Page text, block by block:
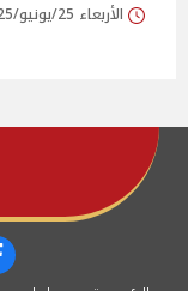
الأربعاء 25/يونيو/2025 - 03:30 م